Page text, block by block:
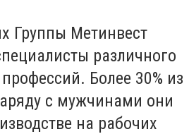
Группы Метинвест
различного
Более 30% из
с мужчинами они
на рабочих